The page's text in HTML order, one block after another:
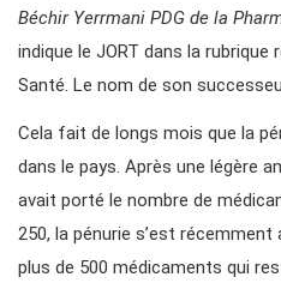
Béchir Yerrmani PDG de la
indique le JORT dans la
Santé. Le nom de son
Cela fait de longs mois que la
dans le pays. Après une légère
avait porté le nombre de
250, la pénurie s’est
plus de 500 médicaments qui